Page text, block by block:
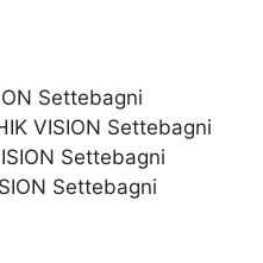
Settebagni
VISION Settebagni
Settebagni
Settebagni